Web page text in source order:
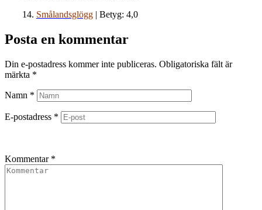
14. Smålandsglögg | Betyg: 4,0
Posta en kommentar
Din e-postadress kommer inte publiceras. Obligatoriska fält är
märkta *
Namn *
E-postadress *
Kommentar *